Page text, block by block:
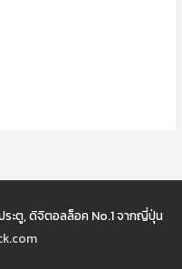
ะตู, ดิจิตอลล็อค No.1 จากญี่ปุ่น